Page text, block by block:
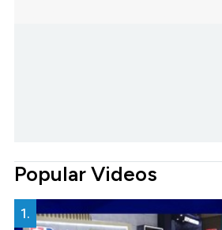
Popular Videos
1.